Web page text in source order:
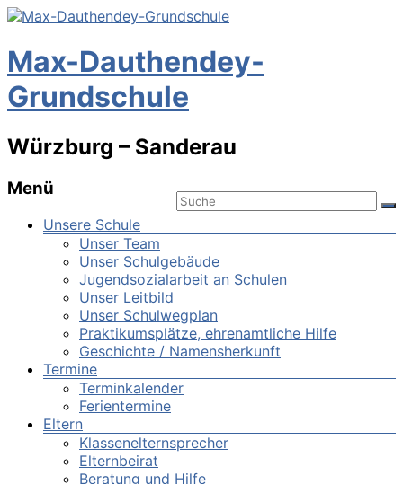
Max-Dauthendey-
Grundschule
Würzburg – Sanderau
Menü
Unsere Schule
Unser Team
Unser Schulgebäude
Jugendsozialarbeit an Schulen
Unser Leitbild
Unser Schulwegplan
Praktikumsplätze, ehrenamtliche Hilfe
Geschichte / Namensherkunft
Termine
Terminkalender
Ferientermine
Eltern
Klassenelternsprecher
Elternbeirat
Beratung und Hilfe